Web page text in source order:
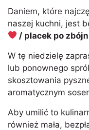
Daniem, które
naszej kuchni, jest
/ placek po
W tę niedzielę
lub ponownego
skosztowania
aromatycznym
Aby umilić to
również mała,